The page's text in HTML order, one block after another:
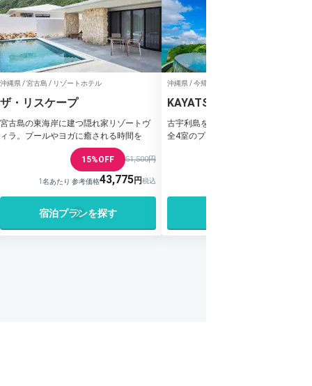
沖縄県 / 宮古島 / リゾートホテル
ザ・リスケープ
宮古島の東海岸に建つ隠れ家リゾートヴ
ィラ。プールやヨガに癒される時間を
15%OFF 51,500円
1名あたり 参考価格43,775
宿泊プランを探す
沖縄県 / 今帰仁 / リゾートホテル
KAYATSUMA OKINAWA
HOTEL＆RESORT
古宇利島を臨む全室オーシャンビュー
全4室のプライベートヴィラ